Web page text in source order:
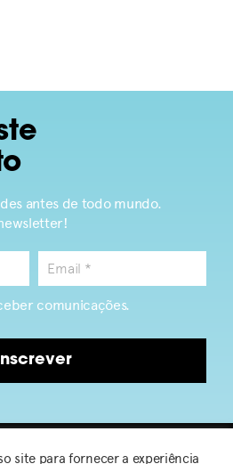
antes de todo mundo.
comunicações.
site para fornecer a experiência